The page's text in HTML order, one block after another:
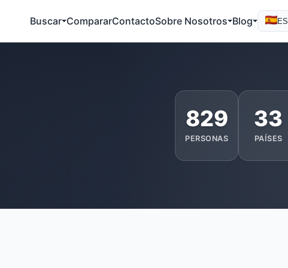
Buscar CompararContactoSobre Nosotros Blog ES
829
PERSONAS
33
PAÍSES